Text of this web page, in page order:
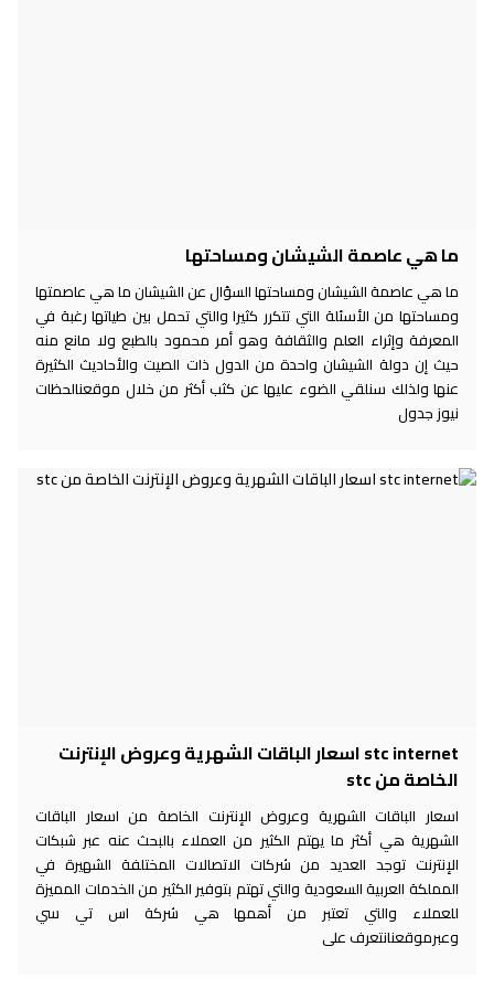
ما هي عاصمة الشيشان ومساحتها
ما هي عاصمة الشيشان ومساحتها السؤال عن الشيشان ما هي عاصمتها
ومساحتها من الأسئلة التي تتكرر كثيرا والتي تحمل بين طياتها رغبة في
المعرفة وإثراء العلم والثقافة وهو أمر محمود بالطبع ولا مانع منه
حيث إن دولة الشيشان واحدة من الدول ذات الصيت والأحاديث الكثيرة
عنها ولذلك سنلقي الضوء عليها عن كثب أكثر من خلال موقعنالحظات
نيوز جدول
stc internet اسعار الباقات الشهرية وعروض الإنترنت
الخاصة من stc
اسعار الباقات الشهرية وعروض الإنترنت الخاصة من اسعار الباقات
الشهرية هي أكثر ما يهتم الكثير من العملاء بالبحث عنه عبر شبكات
الإنترنت توجد العديد من شركات الاتصالات المختلفة الشهيرة في
المملكة العربية السعودية والتي تهتم بتوفير الكثير من الخدمات المميزة
للعملاء والتي تعتبر من أهمها هي شركة اس تي سي
وعبرموقعنانتعرف على